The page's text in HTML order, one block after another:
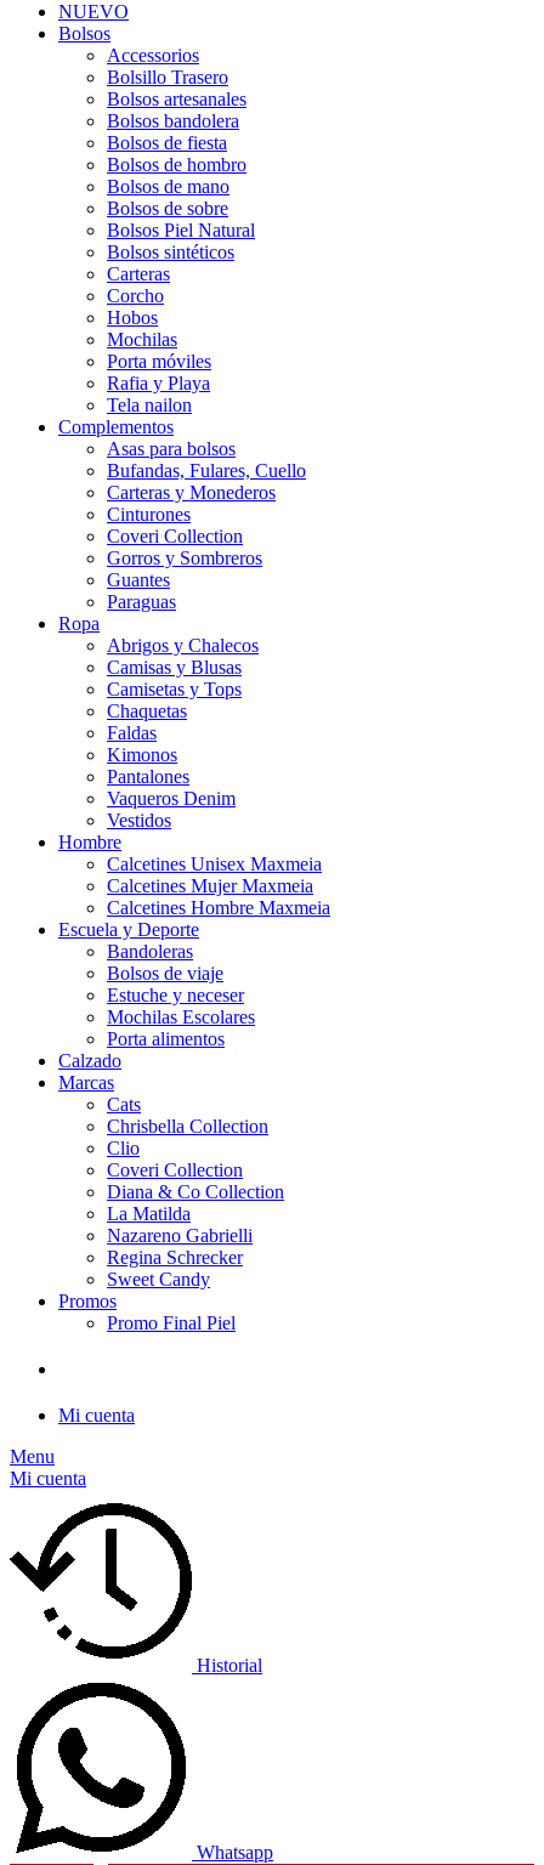
NUEVO
Bolsos
Accessorios
Bolsillo Trasero
Bolsos artesanales
Bolsos bandolera
Bolsos de fiesta
Bolsos de hombro
Bolsos de mano
Bolsos de sobre
Bolsos Piel Natural
Bolsos sintéticos
Carteras
Corcho
Hobos
Mochilas
Porta móviles
Rafia y Playa
Tela nailon
Complementos
Asas para bolsos
Bufandas, Fulares, Cuello
Carteras y Monederos
Cinturones
Coveri Collection
Gorros y Sombreros
Guantes
Paraguas
Ropa
Abrigos y Chalecos
Camisas y Blusas
Camisetas y Tops
Chaquetas
Faldas
Kimonos
Pantalones
Vaqueros Denim
Vestidos
Hombre
Calcetines Unisex Maxmeia
Calcetines Mujer Maxmeia
Calcetines Hombre Maxmeia
Escuela y Deporte
Bandoleras
Bolsos de viaje
Estuche y neceser
Mochilas Escolares
Porta alimentos
Calzado
Marcas
Cats
Chrisbella Collection
Clio
Coveri Collection
Diana & Co Collection
La Matilda
Nazareno Gabrielli
Regina Schrecker
Sweet Candy
Promos
Promo Final Piel
Mi cuenta
Menu
Mi cuenta
Historial
Whatsapp